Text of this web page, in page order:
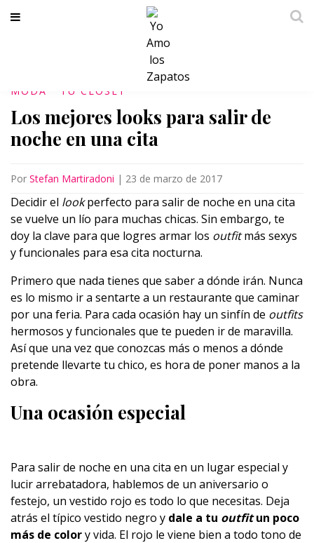
MODA TU CLÓSET
Los mejores looks para salir de
noche en una cita
Por Stefan Martiradoni | 23 de marzo de 2017
Decidir el lookperfecto para salir de noche en una cita
se vuelve un lío para muchas chicas. Sin embargo, te
doy la clave para que logres armar los outfitmás sexys
y funcionales para esa cita nocturna.
Primero que nada tienes que saber a dónde irán. Nunca
es lo mismo ir a sentarte a un restaurante que caminar
por una feria. Para cada ocasión hay un sinfín de outfits
hermosos y funcionales que te pueden ir de maravilla.
Así que una vez que conozcas más o menos a dónde
pretende llevarte tu chico, es hora de poner manos a la
obra.
Una ocasión especial
Para salir de noche en una cita en un lugar especial y
lucir arrebatadora, hablemos de un aniversario o
festejo, un vestido rojo es todo lo que necesitas. Deja
atrás el típico vestido negro y dale a tu outfitun poco
más de colory vida. El rojo le viene bien a todo tono de